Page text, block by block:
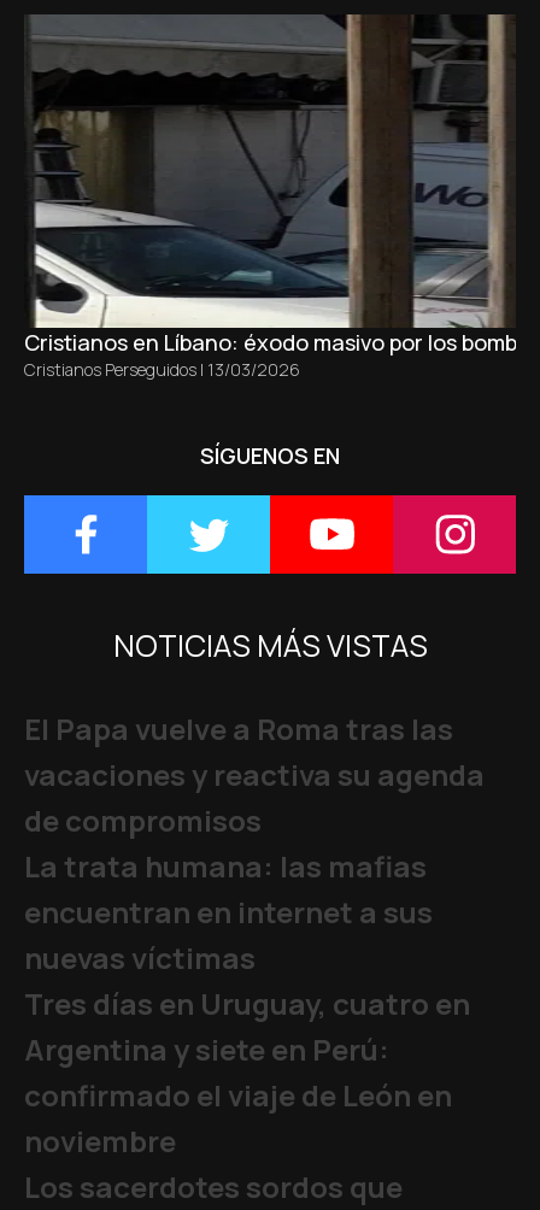
Cristianos en Líbano: éxodo masivo por los
Cristianos Perseguidos | 13/03/2026
SÍGUENOS EN
NOTICIAS MÁS VISTAS
El Papa vuelve a Roma tras las
vacaciones y reactiva su agenda
de compromisos
La trata humana: las mafias
encuentran en internet a sus
nuevas víctimas
Tres días en Uruguay, cuatro en
Argentina y siete en Perú:
confirmado el viaje de León en
noviembre
Los sacerdotes sordos que